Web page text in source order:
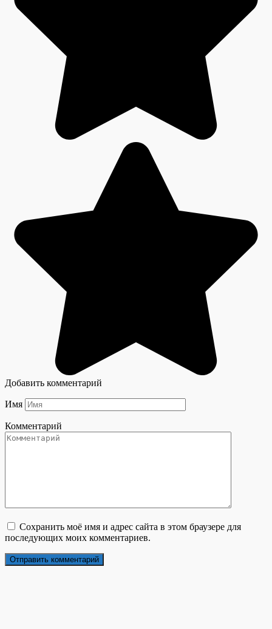
Добавить комментарий
Имя
Комментарий
Сохранить моё имя и адрес сайта в этом браузере для
последующих моих комментариев.